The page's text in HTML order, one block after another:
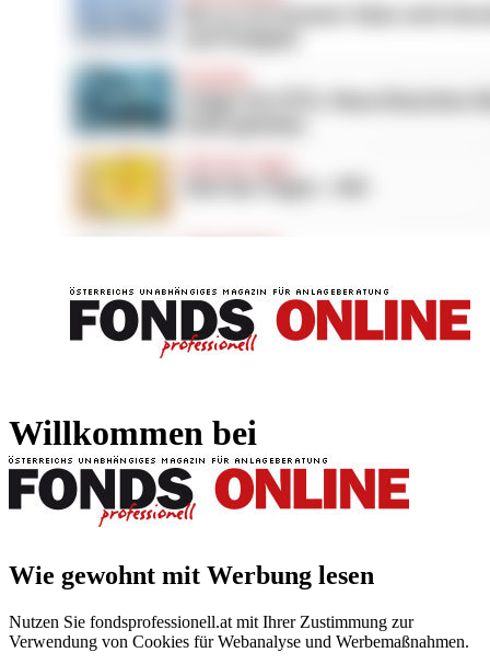
Willkommen bei
Wie gewohnt mit Werbung lesen
Nutzen Sie fondsprofessionell.at mit Ihrer Zustimmung zur
Verwendung von Cookies für Webanalyse und Werbemaßnahmen.